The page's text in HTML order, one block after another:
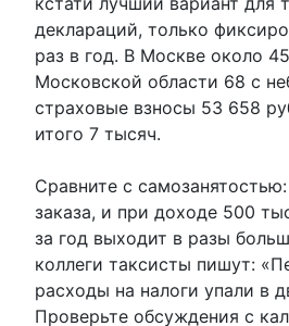
деклараций, только
раз в год. В Москве около
Московской области 68 с
страховые взносы 53 658
итого 7 тысяч.
Сравните с
заказа, и при доходе 500
за год выходит в разы
коллеги таксисты пишут:
расходы на налоги упали в
Проверьте обсуждения с